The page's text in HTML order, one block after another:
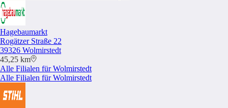
Hagebaumarkt
Rogätzer Straße 22
39326 Wolmirstedt
45,25 km
Alle Filialen für Wolmirstedt
Alle Filialen für Wolmirstedt